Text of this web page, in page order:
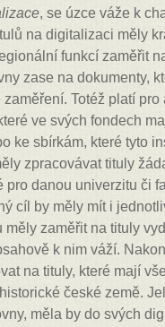
, se úzce váže k
na digitalizaci měly
funkcí zaměřit
zase na dokumenty,
Totéž platí
ve svých fondech
ke sbírkám, které tyto
zpracovávat tituly
pro danou univerzitu či
cíl by měly mít i
měly zaměřit na tituly
k nim váží.
na tituly, které mají
české země.
měla by do svých